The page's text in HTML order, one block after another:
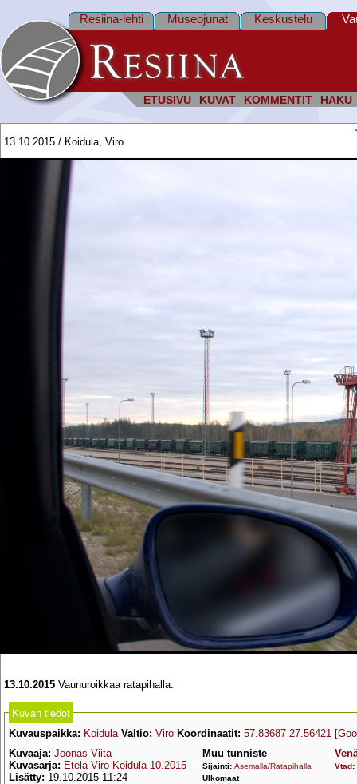
ETUSIVU KUVAT KOMMENTIT HAKU
Resiina-lehti Museojunat Keskustelu
13.10.2015 / Koidula, Viro
13.10.2015 Vaunuroikkaa ratapihalla.
Kuvan tiedot
Kuvauspaikka: Koidula Valtio: Viro Koordinaatit: 57.83687 27.56421
Kuvaaja: Joonas Viita
Kuvasarja: Etelä-Viro Koidula 10.2015
Lisätty: 19.10.2015 11:24
Muu tunniste
Sijainti: Asemalla/Ratapihalla
Ulkomaat
Vtad: